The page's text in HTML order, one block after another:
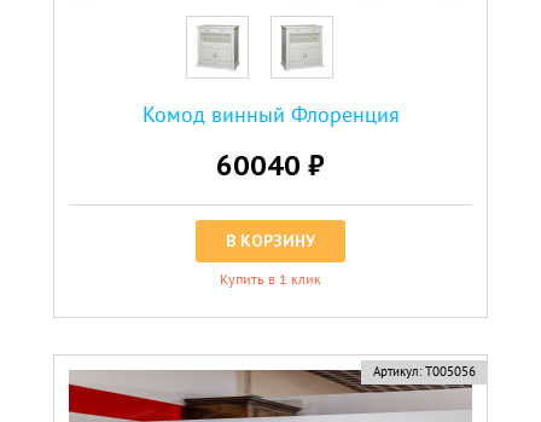
Комод винный Флоренция
60040 ₽
В КОРЗИНУ
Купить в 1 клик
Артикул: Т005056